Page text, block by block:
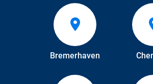
Bremerhaven